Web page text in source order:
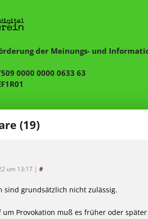
der Meinungs- und
0000 0000 0633 63
(19)
um 13:17 | #
sind grundsätzlich nicht zulässig.
um Provokation muß es früher oder